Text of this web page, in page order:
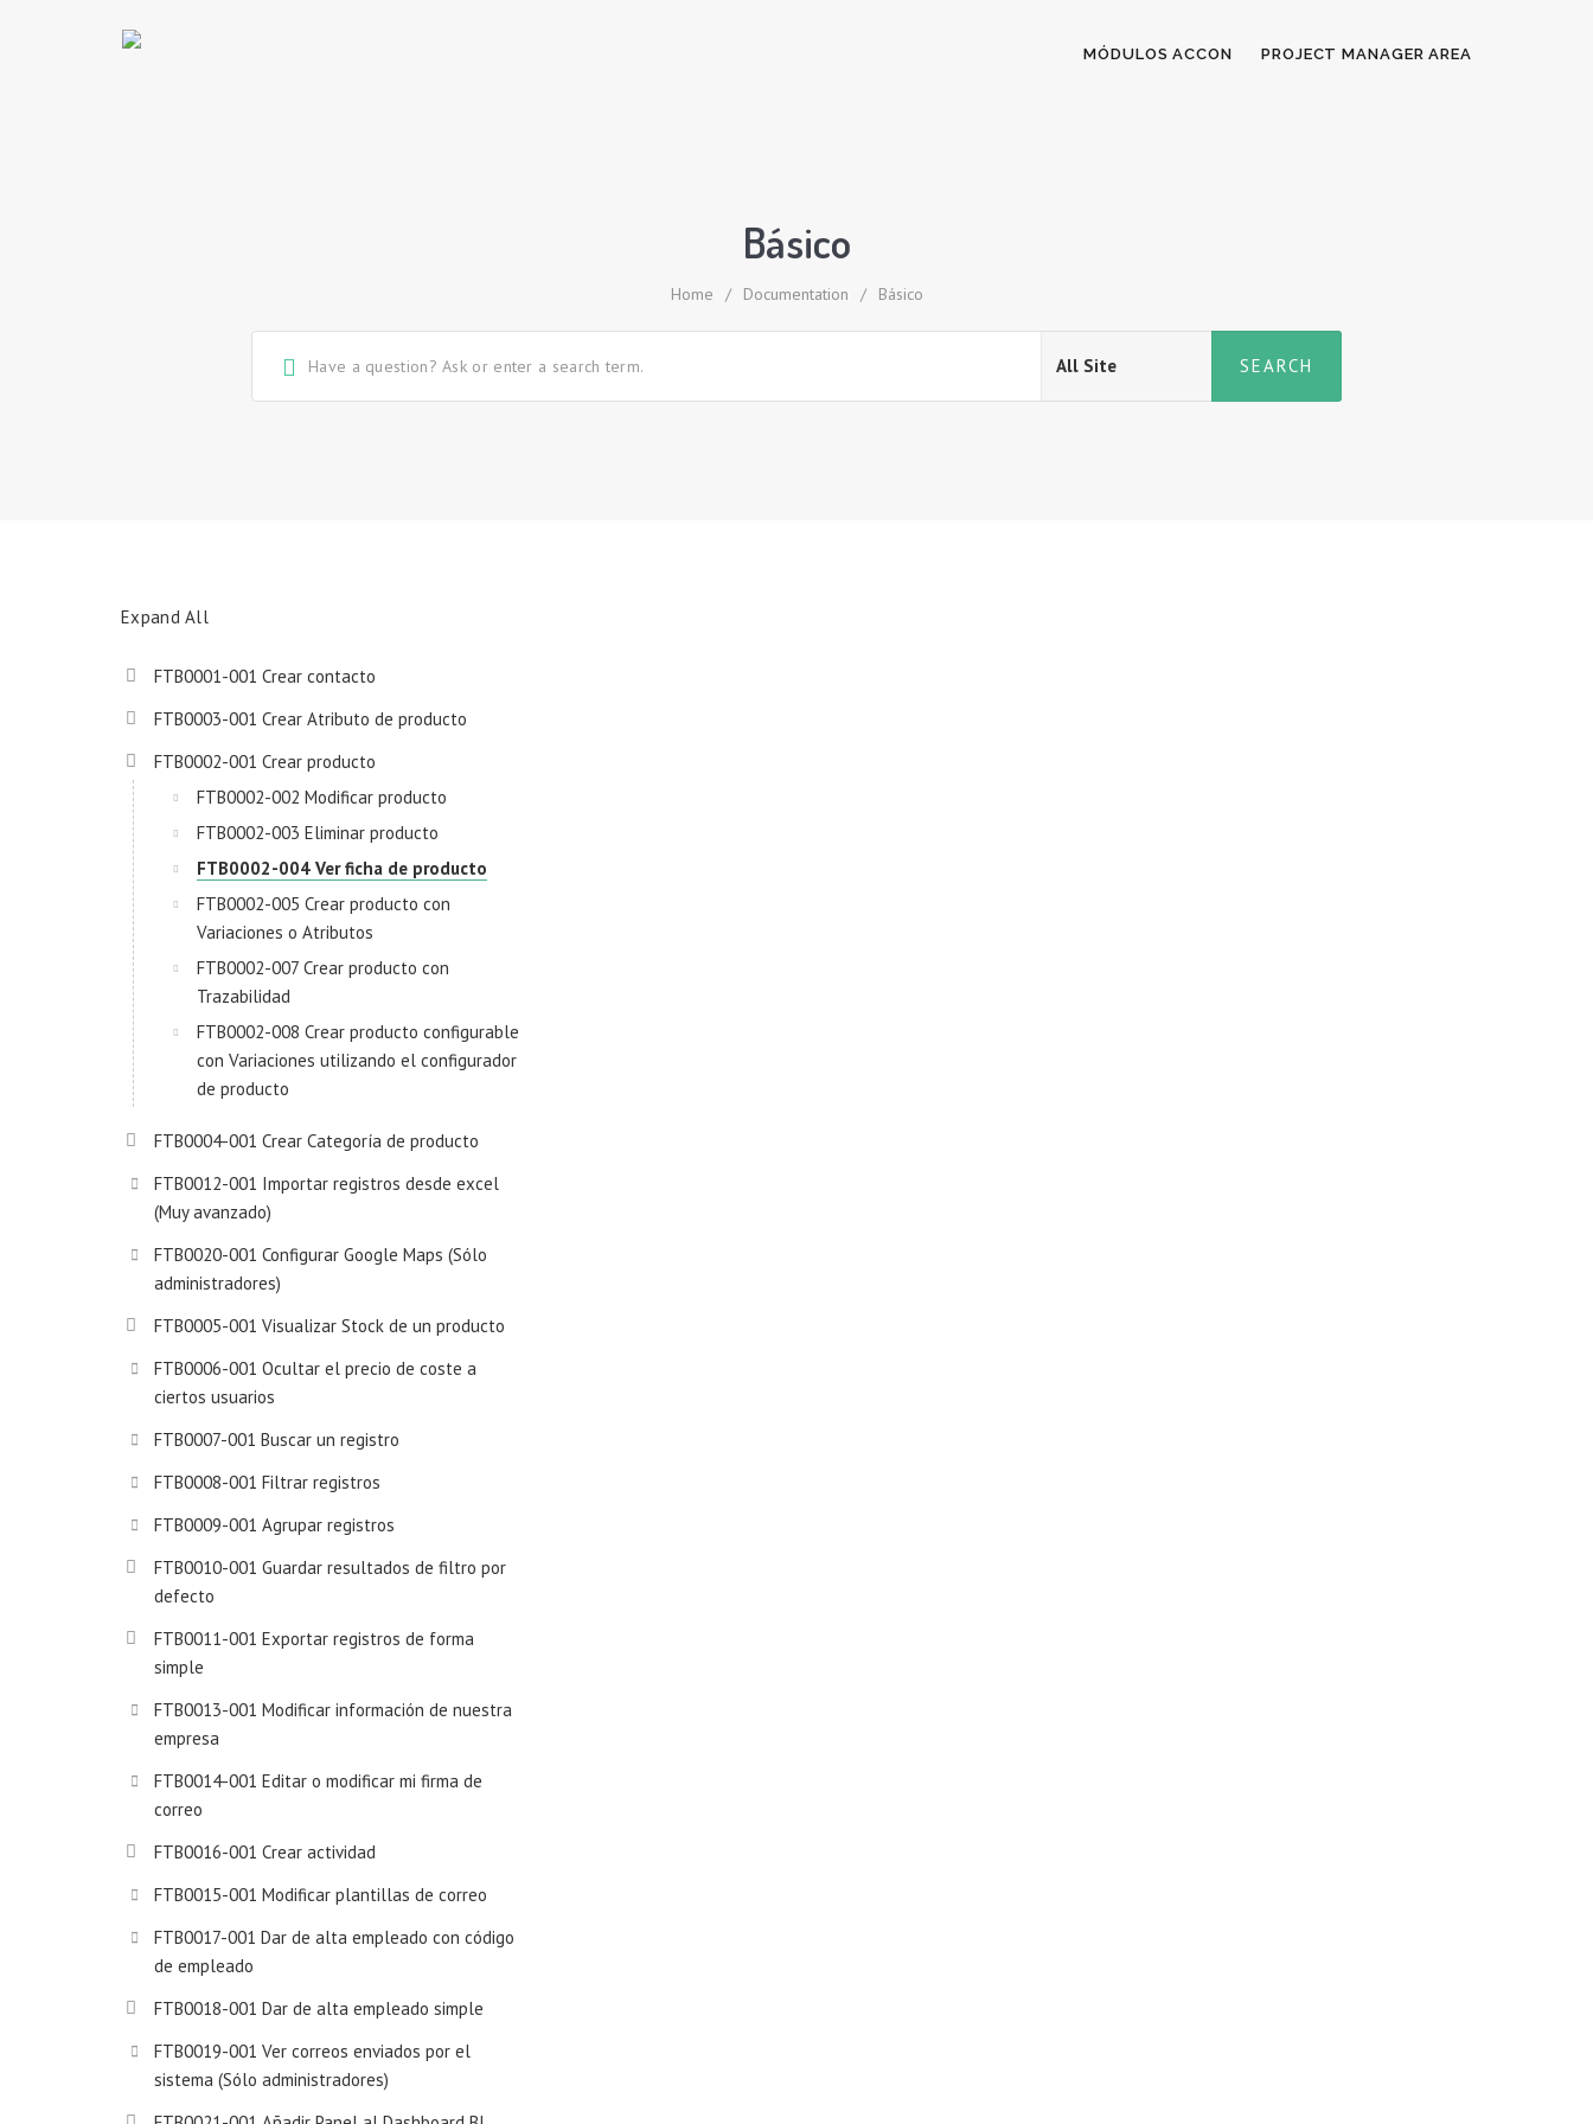
MÓDULOS ACCON PROJECT MANAGER AREA
Básico
Home / Documentation / Básico
Expand All
FTB0001-001 Crear contacto
FTB0003-001 Crear Atributo de producto
FTB0002-001 Crear producto
FTB0002-002 Modificar producto
FTB0002-003 Eliminar producto
FTB0002-004 Ver ficha de producto
FTB0002-005 Crear producto con
Variaciones o Atributos
FTB0002-007 Crear producto con
Trazabilidad
FTB0002-008 Crear producto configurable
con Variaciones utilizando el configurador
de producto
FTB0004-001 Crear Categoría de producto
FTB0012-001 Importar registros desde excel
(Muy avanzado)
FTB0020-001 Configurar Google Maps (Sólo
administradores)
FTB0005-001 Visualizar Stock de un producto
FTB0006-001 Ocultar el precio de coste a
ciertos usuarios
FTB0007-001 Buscar un registro
FTB0008-001 Filtrar registros
FTB0009-001 Agrupar registros
FTB0010-001 Guardar resultados de filtro por
defecto
FTB0011-001 Exportar registros de forma
simple
FTB0013-001 Modificar información de nuestra
empresa
FTB0014-001 Editar o modificar mi firma de
correo
FTB0016-001 Crear actividad
FTB0015-001 Modificar plantillas de correo
FTB0017-001 Dar de alta empleado con código
de empleado
FTB0018-001 Dar de alta empleado simple
FTB0019-001 Ver correos enviados por el
sistema (Sólo administradores)